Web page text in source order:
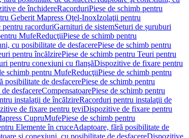
de închidereRacorduriPiese de schimb pentru
Geberit Mapress Oţel-InoxIzolaţii pentru
racorduriGarnituri de sistemSeturi de șuruburi
MufeReducţiiPiese de schimb pentru
cu posibilitate de desfacerePiese de schimb pentru
pentru încălzirePiese de schimb pentru Teuri pentru
pentru conexiuni cu flanşăDispozitive de fixare pentru
schimb pentru MufeReducţiiPiese de schimb pentru
posibilitate de desfacerePiese de schimb pentru
desfacereCompensatoarePiese de schimb pentru
instalaţii de încălzireRacorduri pentru instalaţii de
de fixare pentru ţeviDispozitive de fixare pentru
CupruMufePiese de schimb pentru
Elemente în cruceAdaptoare, fără posibilitate de
şi conexiuni, cu posibilitate de desfacereDispozitive